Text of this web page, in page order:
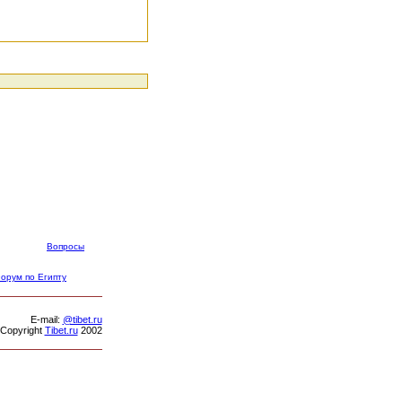
Вопросы
по Египту
Е-mail: @tibet.ru
Copyright Tibet.ru2002